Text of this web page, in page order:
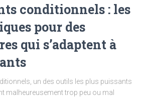
conditionnels : les
pour des
qui s’adaptent à
un des outils les plus puissants
malheureusement trop peu ou mal